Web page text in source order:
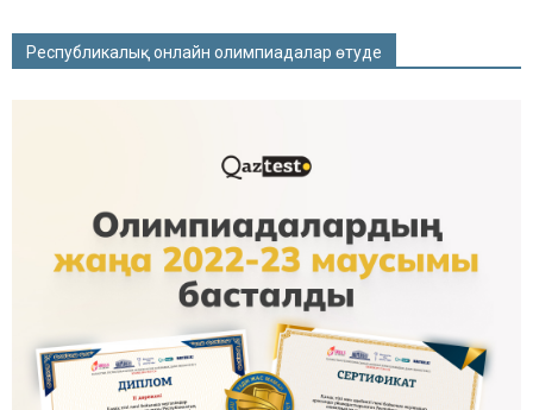
Республикалық онлайн олимпиадалар өтуде